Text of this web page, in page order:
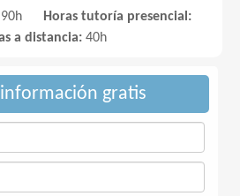
90h
Horas tutoría presencial:
a distancia: 40h
gratis